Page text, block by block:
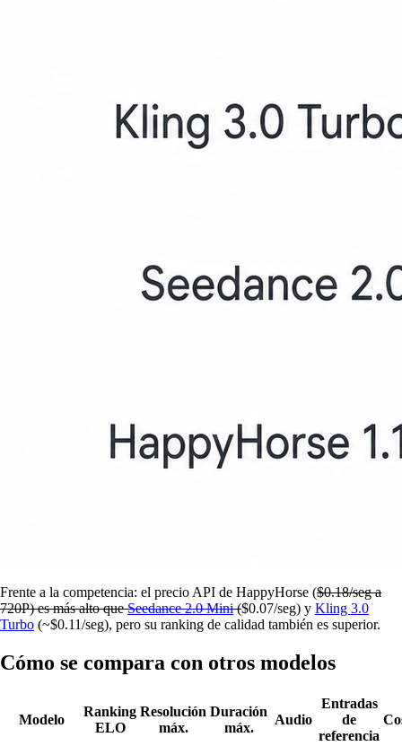
Frente a la competencia: el precio API de HappyHorse ($0.18/seg a
720P) es más alto queSeedance 2.0 Mini($0.07/seg) y Kling 3.0
Turbo (~$0.11/seg), pero su ranking de calidad también es superior.
Cómo se compara con otros modelos
Modelo
Ranking
ELO
Resolución
máx.
Duración
máx.
Audio
Entradas
de
referencia